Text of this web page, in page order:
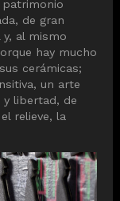
patrimonio
de gran
al mismo
hay mucho
cerámicas;
un arte
y libertad, de
relieve, la